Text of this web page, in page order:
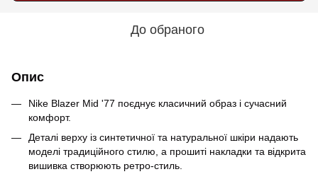
До обраного
Опис
Nike Blazer Mid '77 поєднує класичний образ і сучасний
комфорт.
Деталі верху із синтетичної та натуральної шкіри надають
моделі традиційного стилю, а прошиті накладки та відкрита
вишивка створюють ретро-стиль.